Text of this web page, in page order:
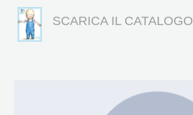
SCARICA IL CATALOGO